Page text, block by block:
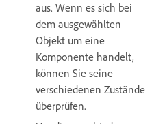
aus. Wenn es sich bei
dem ausgewählten
Objekt um eine
Komponente handelt,
können Sie seine
verschiedenen Zustände
überprüfen.